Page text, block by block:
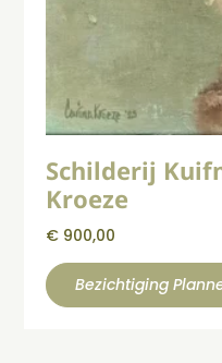
Schilderij
Kroeze
€ 900,00
Bezichtiging